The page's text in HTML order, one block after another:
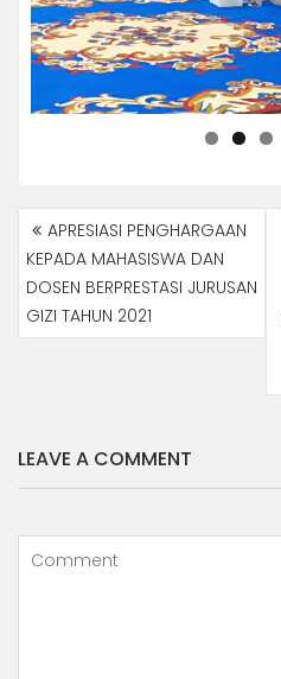
NAVIGASI
POSAPRESIASI PENGHARGAAN
KEPADA MAHASISWA DAN
DOSEN BERPRESTASI JURUSAN
GIZI TAHUN 2021
LEAVE A COMMENT